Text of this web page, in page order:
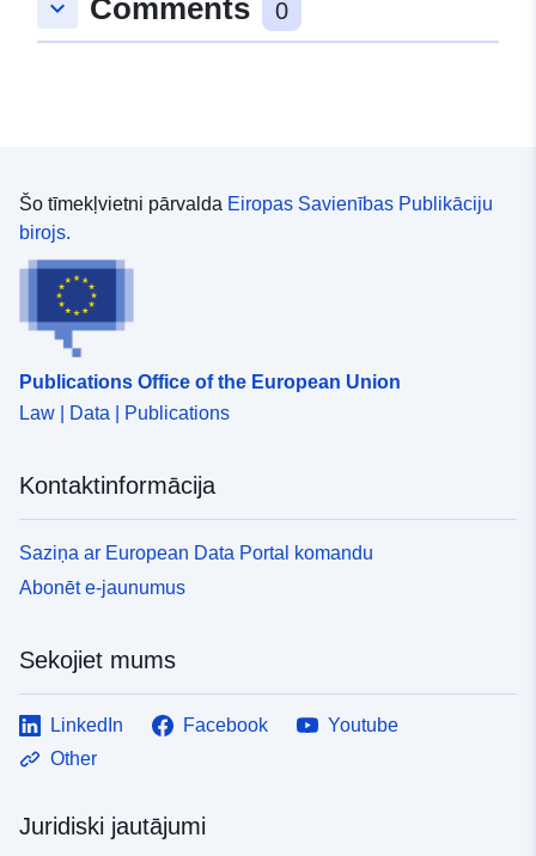
uriRef:
http://data.europa.eu/88u/dataset/
keyboard_arrow_down Comments 0
Šo tīmekļvietni pārvalda Eiropas Savienības Publikāciju
birojs.
Publications Office of the European Union
Law | Data | Publications
Kontaktinformācija
Saziņa ar European Data Portal komandu
Abonēt e-jaunumus
Sekojiet mums
LinkedIn Facebook
Youtube
Other
Juridiski jautājumi